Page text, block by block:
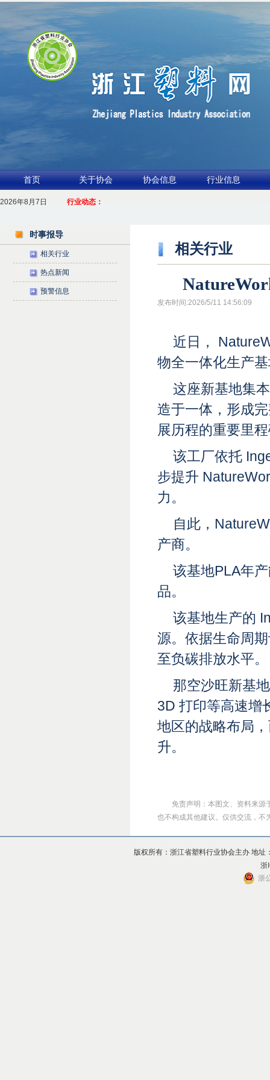
首页 关于协会 协会信息 行业信息
2026年8月7日 行业动态：
1.聚力产业链 共启新征程
时事报导
相关行业
热点新闻
预警信息
相关行业
发布时间:2026/5/11 14:56:09
近日，
物全一体化生产
这座新基地集
造于一体，形成
展历程的重要里
该工厂依托
步提升
力。
自此，
产商。
该基地PLA年
品。
该基地生产的
源。依据生命周
至负碳排放水平。
那空沙旺新基
3D 打印等高速增
地区的战略布局
升。
免责声明：本图文、资料来源
也不构成其他建议。仅供交流，
版权所有：浙江省塑料行业协会主办 地
浙
浙